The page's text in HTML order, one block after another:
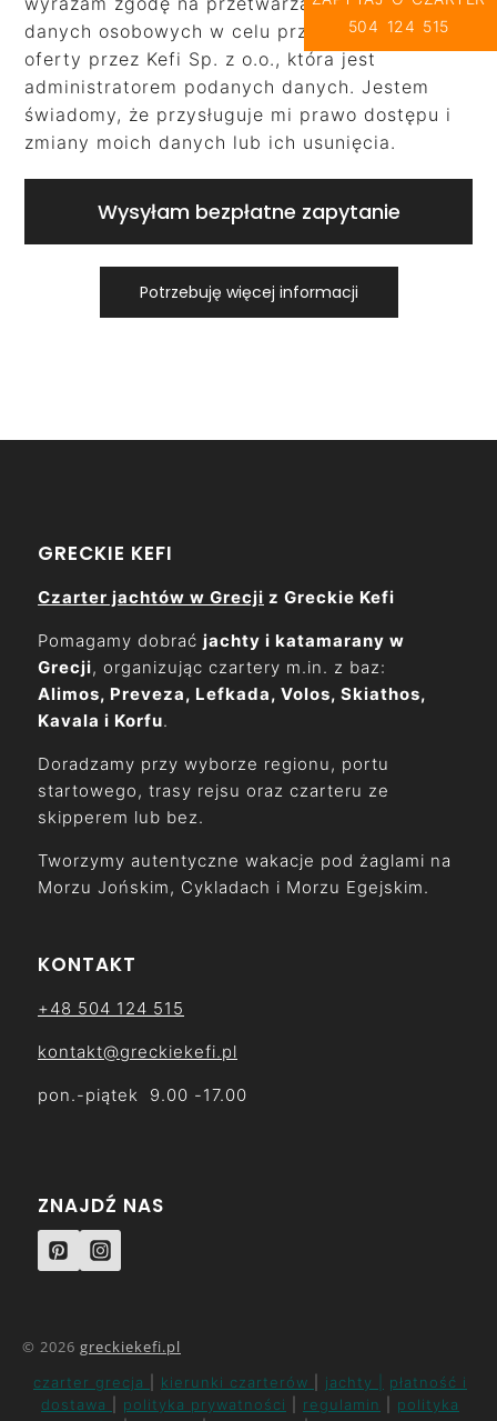
danych osobowych w celu przygotowania
oferty przez Kefi Sp. z o.o., która jest
administratorem podanych danych. Jestem
świadomy, że przysługuje mi prawo dostępu i
zmiany moich danych lub ich usunięcia.
Wysyłam bezpłatne zapytanie
Potrzebuję więcej informacji
504 124 515
GRECKIE KEFI
Czarter jachtów w Grecji z Greckie Kefi
Pomagamy dobrać jachty i katamarany w
Grecji, organizując czartery m.in. z baz:
Alimos, Preveza, Lefkada, Volos, Skiathos,
Kavala i Korfu.
Doradzamy przy wyborze regionu, portu
startowego, trasy rejsu oraz czarteru ze
skipperem lub bez.
Tworzymy autentyczne wakacje pod żaglami na
Morzu Jońskim, Cykladach i Morzu Egejskim.
KONTAKT
+48 504 124 515
kontakt@greckiekefi.pl
pon.-piątek 9.00 -17.00
ZNAJDŹ NAS
© 2026 greckiekefi.pl
czarter grecja kierunki czarterów jachty |
płatność i
dostawa
polityka prywatności regulamin
polityka